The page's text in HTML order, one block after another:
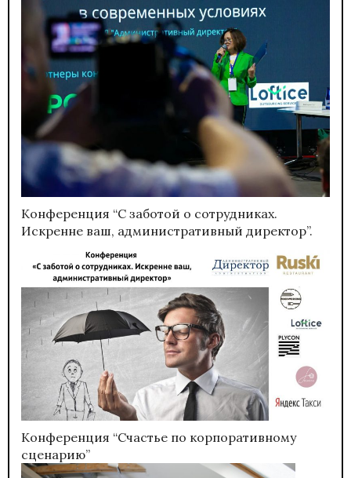
Конференция “С заботой о сотрудниках.
Искренне ваш, административный директор”.
Конференция “Счастье по корпоративному
сценарию”